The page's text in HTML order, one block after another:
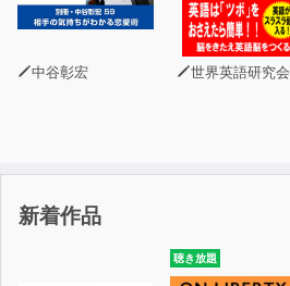
中谷彰宏 世界英語研究会
新着作品
聴き放題